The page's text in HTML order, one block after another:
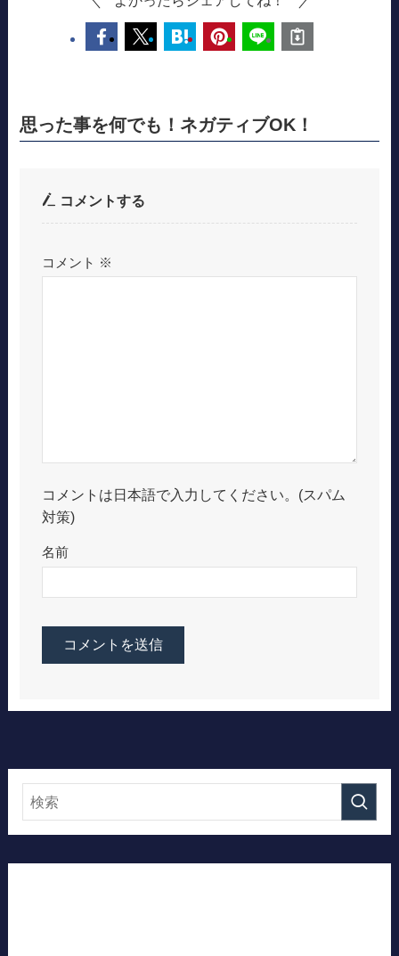
思った事を何でも！ネガティブOK！
コメントする
コメント ※
コメントは日本語で入力してください。(スパム
対策)
名前